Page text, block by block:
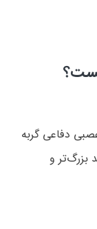
دفاعی گربه
بزرگ‌تر و